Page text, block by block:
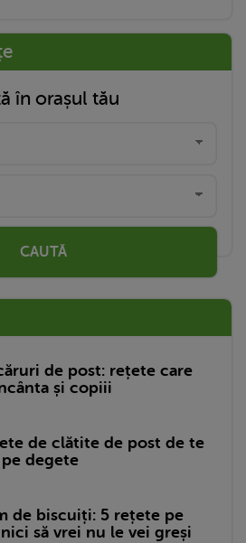
în orașul tău
CAUTĂ
de post: rețete care
și copiii
de clătite de post de te
degete
de biscuiți: 5 rețete pe
să vrei nu le vei greși